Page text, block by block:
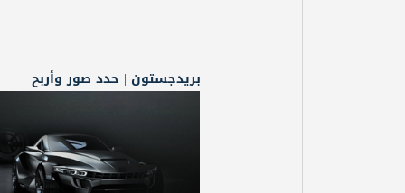
بريدجستون | حدد صور وأربح